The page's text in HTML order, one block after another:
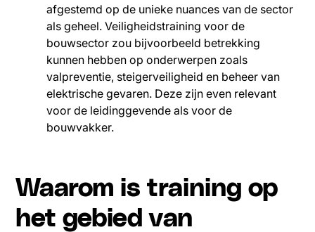
afgestemd op de unieke nuances van de sector
als geheel. Veiligheidstraining voor de
bouwsector zou bijvoorbeeld betrekking
kunnen hebben op onderwerpen zoals
valpreventie, steigerveiligheid en beheer van
elektrische gevaren. Deze zijn even relevant
voor de leidinggevende als voor de
bouwvakker.
Waarom is training op
het gebied van